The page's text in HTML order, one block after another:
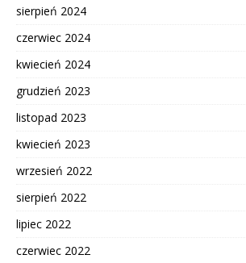
sierpień 2024
czerwiec 2024
kwiecień 2024
grudzień 2023
listopad 2023
kwiecień 2023
wrzesień 2022
sierpień 2022
lipiec 2022
czerwiec 2022